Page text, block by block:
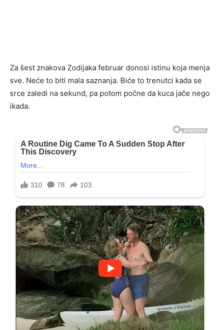
Za šest znakova Zodijaka februar donosi istinu koja menja
sve. Neće to biti mala saznanja. Biće to trenutci kada se
srce zaledi na sekund, pa potom počne da kuca jače nego
ikada.